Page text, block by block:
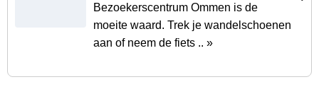
Bezoekerscentrum Ommen is de
moeite waard. Trek je wandelschoenen
aan of neem de fiets .. »